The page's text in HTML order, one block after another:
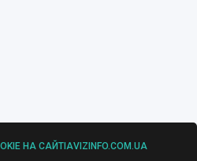
НА САЙТІAVIZINFO.COM.UA